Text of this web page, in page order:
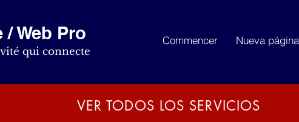
Web Pro
qui connecte
Commencer Nueva página
VER TODOS LOS SERVICIOS